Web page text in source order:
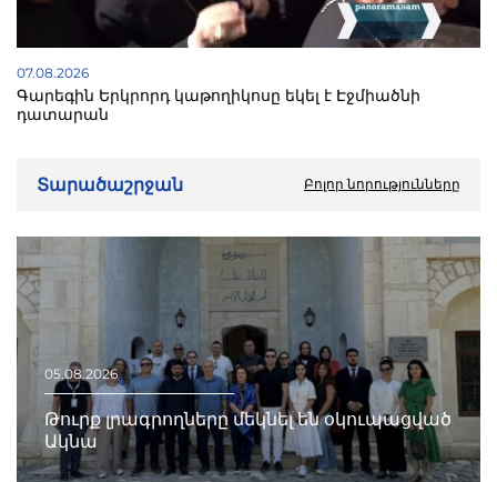
07.08.2026
Գարեգին Երկրորդ կաթողիկոսը եկել է Էջմիածնի
դատարան
Տարածաշրջան Բոլոր նորությունները
05.08.2026
Թուրք լրագրողները մեկնել են օկուպացված
Ակնա